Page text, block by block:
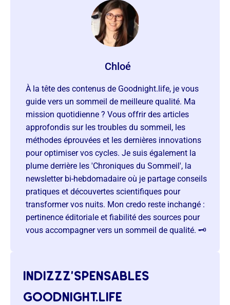
Chloé
À la tête des contenus de Goodnight.life, je vous
guide vers un sommeil de meilleure qualité. Ma
mission quotidienne ? Vous offrir des articles
approfondis sur les troubles du sommeil, les
méthodes éprouvées et les dernières innovations
pour optimiser vos cycles. Je suis également la
plume derrière les 'Chroniques du Sommeil', la
newsletter bi-hebdomadaire où je partage conseils
pratiques et découvertes scientifiques pour
transformer vos nuits. Mon credo reste inchangé :
pertinence éditoriale et fiabilité des sources pour
vous accompagner vers un sommeil de qualité. 🗝️
indizzz’spensables
goodnight.life